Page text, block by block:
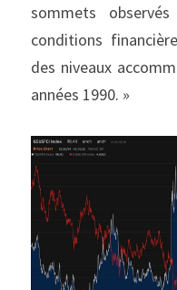
sommets
conditions
des niveaux
années 1990. »